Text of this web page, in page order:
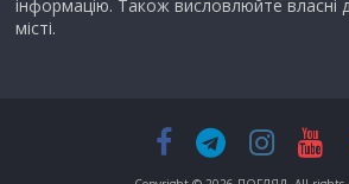
інформацію. Також висловлюйте власні
місті.